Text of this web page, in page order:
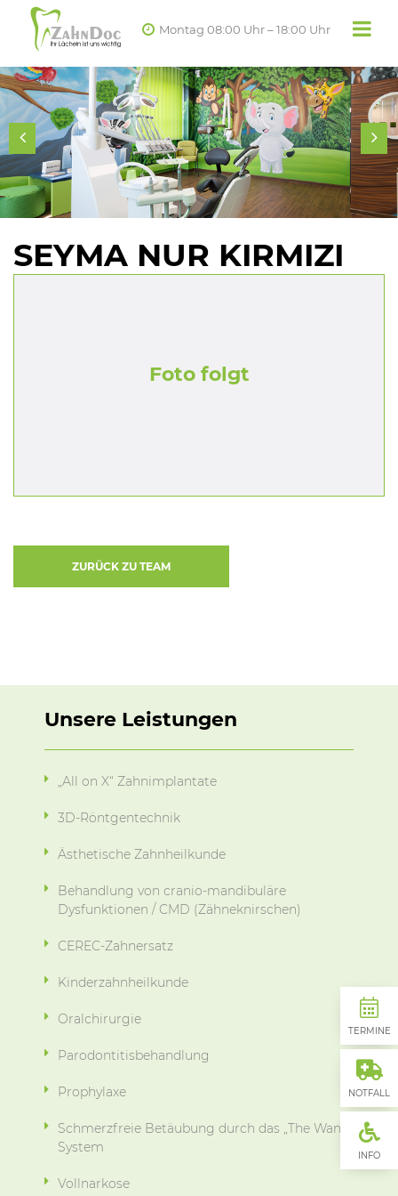
Montag 08:00 Uhr – 18:00 Uhr
SEYMA NUR KIRMIZI
Foto folgt
ZURÜCK ZU TEAM
Unsere Leistungen
„All on X“ Zahnimplantate
3D-Röntgentechnik
Ästhetische Zahnheilkunde
Behandlung von cranio-mandibuläre
Dysfunktionen / CMD (Zähneknirschen)
CEREC-Zahnersatz
Kinderzahnheilkunde
Oralchirurgie
Parodontitisbehandlung
Prophylaxe
Schmerzfreie Betäubung durch das „The Wand“
System
Vollnarkose
TERMINE
NOTFALL
INFO